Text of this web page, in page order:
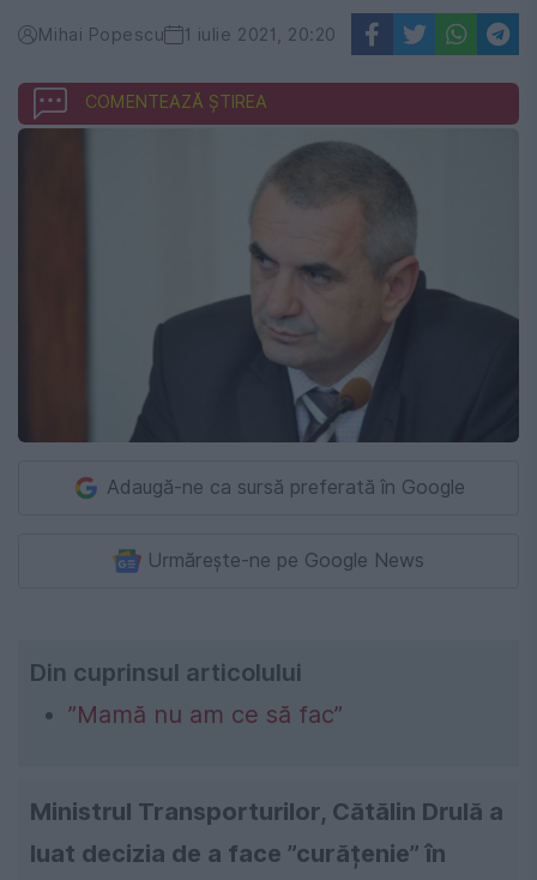
Mihai Popescu 1 iulie 2021, 20:20
COMENTEAZĂ ȘTIREA
Adaugă-ne ca sursă preferată în Google
Urmărește-ne pe Google News
Din cuprinsul articolului
”Mamă nu am ce să fac”
Ministrul Transporturilor, Cătălin Drulă a
luat decizia de a face ”curățenie” în